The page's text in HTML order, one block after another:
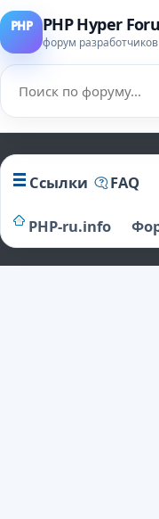
PHP Hyper
форум
Ссылки FAQ
PHP-ru.info